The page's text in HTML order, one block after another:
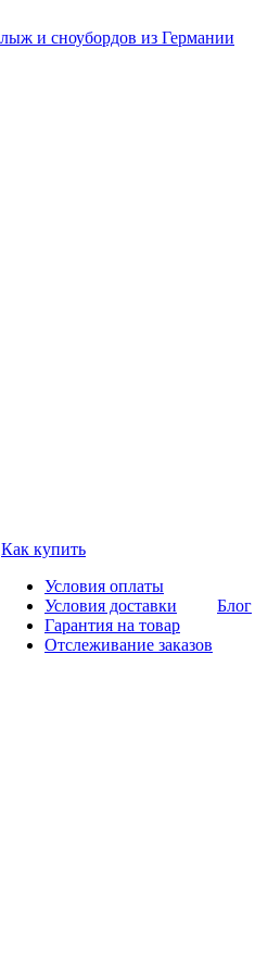
Как купить
Условия оплаты
Условия доставки
Гарантия на товар
Отслеживание заказов
Блог